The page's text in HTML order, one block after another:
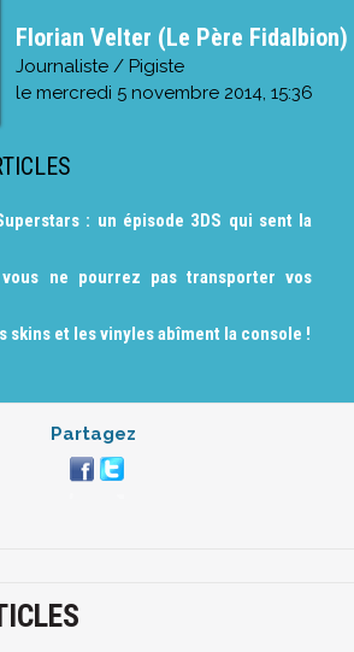
Florian Velter (Le Père Fidalbion)
Journaliste / Pigiste
le mercredi 5 novembre 2014, 15:36
: un épisode 3DS qui sent la
ne pourrez pas transporter vos
skins et les vinyles abîment la console !
Partagez